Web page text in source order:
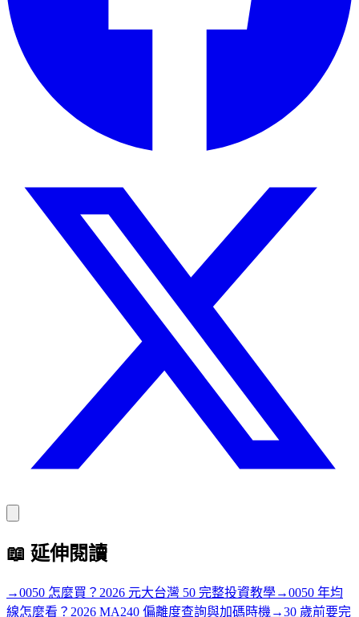
📖 延伸閱讀
→0050 怎麼買？2026 元大台灣 50 完整投資教學→0050 年均
線怎麼看？2026 MA240 偏離度查詢與加碼時機 →30 歲前要完